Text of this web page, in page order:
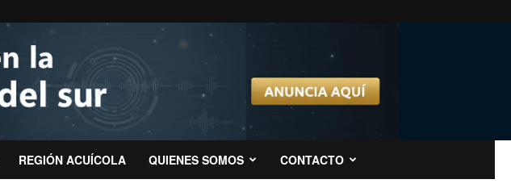
REGIÓN ACUÍCOLA QUIENES SOMOS CONTACTO